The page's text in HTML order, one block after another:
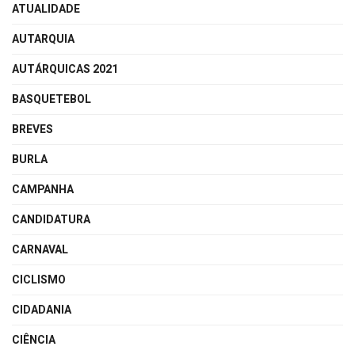
ATUALIDADE
AUTARQUIA
AUTÁRQUICAS 2021
BASQUETEBOL
BREVES
BURLA
CAMPANHA
CANDIDATURA
CARNAVAL
CICLISMO
CIDADANIA
CIÊNCIA